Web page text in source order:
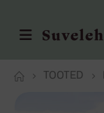
TOOTED